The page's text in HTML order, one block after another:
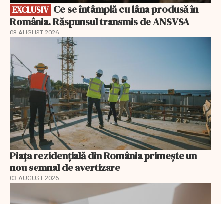
EXCLUSIV
România. Răspunsul transmis de ANSVSA
03 AUGUST 2026
Piața rezidențială din România primește un
nou semnal de avertizare
03 AUGUST 2026